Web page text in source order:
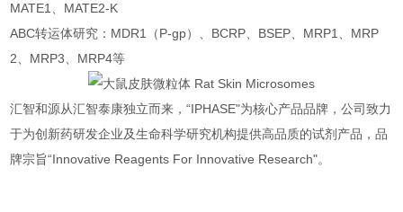
MATE1、MATE2-K
ABC转运体研究：MDR1（P-gp）、BCRP、BSEP、MRP1、MRP
2、MRP3、MRP4等
汇智和源从汇智泰康独立而来，“IPHASE"为核心产品品牌，公司致力
于为创新药研发企业及生命科学研究机构提供高品质的试剂产品，品
牌宗旨“Innovative Reagents For Innovative Research"。